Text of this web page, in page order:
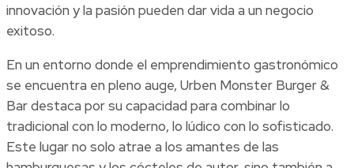
innovación y la pasión pueden dar vida a un negocio
exitoso.
En un entorno donde el emprendimiento gastronómico
se encuentra en pleno auge, Urben Monster Burger &
Bar destaca por su capacidad para combinar lo
tradicional con lo moderno, lo lúdico con lo sofisticado.
Este lugar no solo atrae a los amantes de las